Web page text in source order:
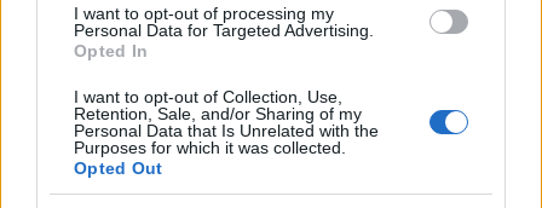
I want to opt-out of processing my
Personal Data for Targeted Advertising.
Opted In
I want to opt-out of Collection, Use,
Retention, Sale, and/or Sharing of my
Personal Data that Is Unrelated with the
Purposes for which it was collected.
Opted Out
Ακολουθείστε το iPaideia.gr στο Google